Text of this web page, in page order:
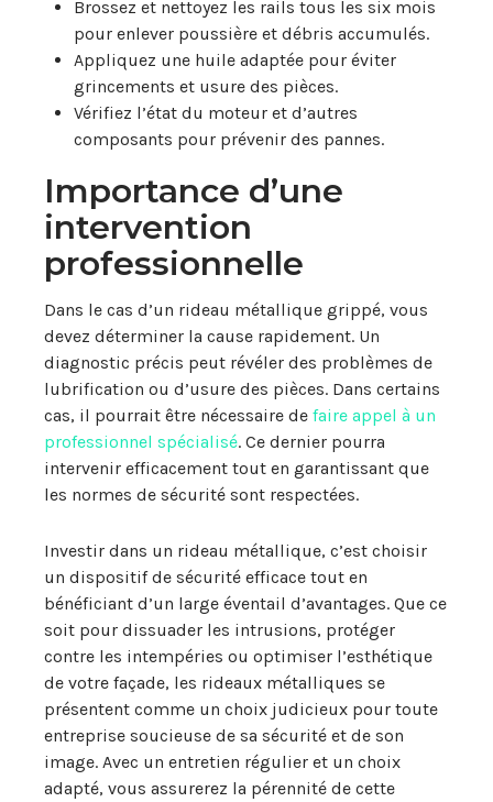
Brossez et nettoyez les rails tous les six mois
pour enlever poussière et débris accumulés.
Appliquez une huile adaptée pour éviter
grincements et usure des pièces.
Vérifiez l’état du moteur et d’autres
composants pour prévenir des pannes.
Importance d’une
intervention
professionnelle
Dans le cas d’un rideau métallique grippé, vous
devez déterminer la cause rapidement. Un
diagnostic précis peut révéler des problèmes de
lubrification ou d’usure des pièces. Dans certains
cas, il pourrait être nécessaire de faire appel à un
professionnel spécialisé. Ce dernier pourra
intervenir efficacement tout en garantissant que
les normes de sécurité sont respectées.
Investir dans un rideau métallique, c’est choisir
un dispositif de sécurité efficace tout en
bénéficiant d’un large éventail d’avantages. Que ce
soit pour dissuader les intrusions, protéger
contre les intempéries ou optimiser l’esthétique
de votre façade, les rideaux métalliques se
présentent comme un choix judicieux pour toute
entreprise soucieuse de sa sécurité et de son
image. Avec un entretien régulier et un choix
adapté, vous assurerez la pérennité de cette